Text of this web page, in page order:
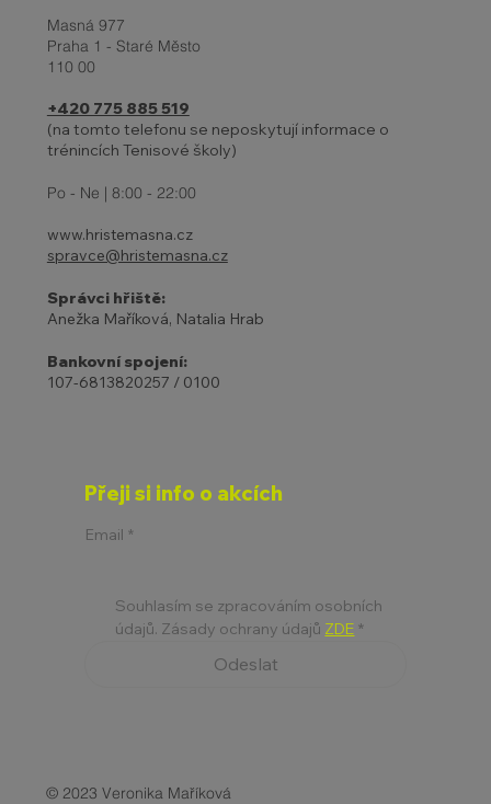
Masná 977
Praha 1 - Staré Město
110 00
+420 775 885 519
(na tomto telefonu se neposkytují informace o
trénincích Tenisové školy)
Po - Ne | 8:00 - 22:00
www.hristemasna.cz
spravce@hristemasna.cz
Správci hřiště:
Anežka Maříková, Natalia Hrab
Bankovní spojení:
107-6813820257 / 0100
Přeji si info o akcích
Email *
Souhlasím se zpracováním osobních
údajů. Zásady ochrany údajů ZDE *
Odeslat
© 2023 Veronika Maříková